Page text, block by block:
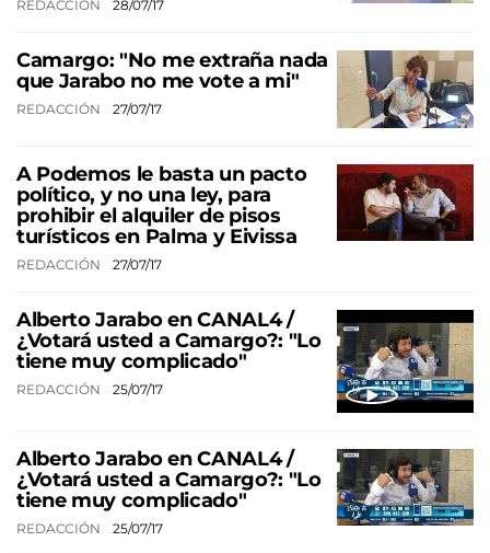
REDACCIÓN 28/07/17
Camargo: "No me extraña nada
que Jarabo no me vote a mi"
REDACCIÓN 27/07/17
A Podemos le basta un pacto
político, y no una ley, para
prohibir el alquiler de pisos
turísticos en Palma y Eivissa
REDACCIÓN 27/07/17
Alberto Jarabo en CANAL4 /
¿Votará usted a Camargo?: "Lo
tiene muy complicado"
REDACCIÓN 25/07/17
Alberto Jarabo en CANAL4 /
¿Votará usted a Camargo?: "Lo
tiene muy complicado"
REDACCIÓN 25/07/17